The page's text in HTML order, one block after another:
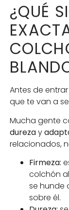
¿QUÉ
Antes de
que te van a ser
Mucha gente
durezay
relacionados,
Firmeza:
colchón
se hunde
sobre él.